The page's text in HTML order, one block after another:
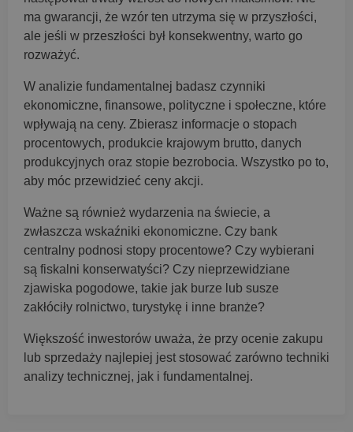
ma gwarancji, że wzór ten utrzyma się w przyszłości,
ale jeśli w przeszłości był konsekwentny, warto go
rozważyć.
W analizie fundamentalnej badasz czynniki
ekonomiczne, finansowe, polityczne i społeczne, które
wpływają na ceny. Zbierasz informacje o stopach
procentowych, produkcie krajowym brutto, danych
produkcyjnych oraz stopie bezrobocia. Wszystko po to,
aby móc przewidzieć ceny akcji.
Ważne są również wydarzenia na świecie, a
zwłaszcza wskaźniki ekonomiczne. Czy bank
centralny podnosi stopy procentowe? Czy wybierani
są fiskalni konserwatyści? Czy nieprzewidziane
zjawiska pogodowe, takie jak burze lub susze
zakłóciły rolnictwo, turystykę i inne branże?
Większość inwestorów uważa, że przy ocenie zakupu
lub sprzedaży najlepiej jest stosować zarówno techniki
analizy technicznej, jak i fundamentalnej.